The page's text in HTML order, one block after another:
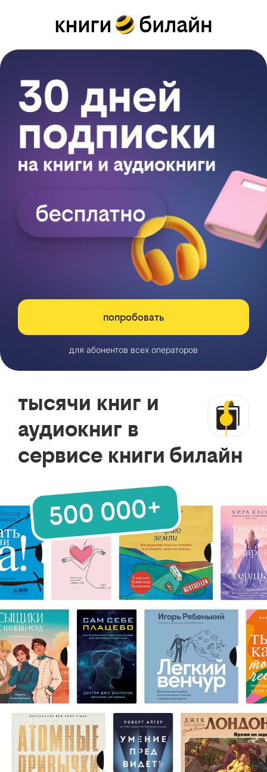
попробовать
для абонентов всех операторов
тысячи книг и
аудиокниг в
сервисе книги билайн